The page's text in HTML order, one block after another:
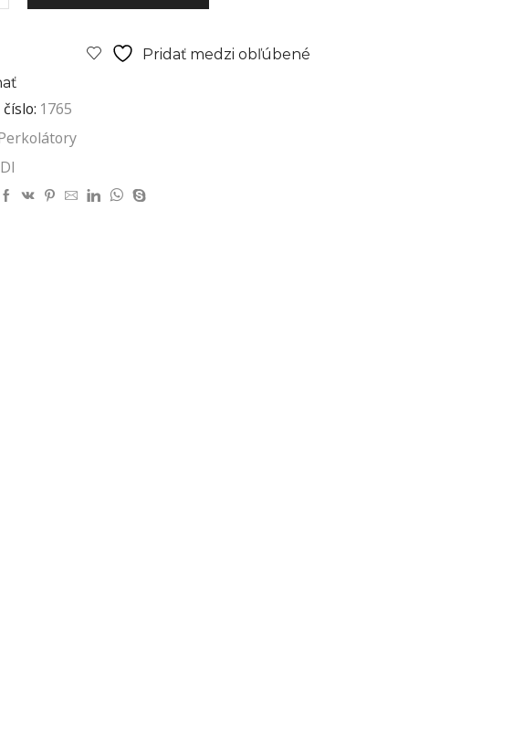
Pridať medzi obľúbené
1765